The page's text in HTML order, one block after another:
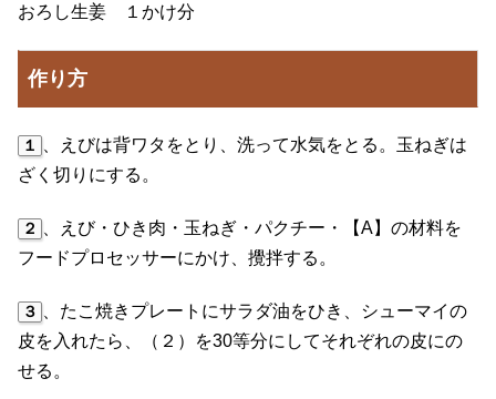
おろし生姜 １かけ分
作り方
１ 、えびは背ワタをとり、洗って水気をとる。玉ねぎは
ざく切りにする。
２ 、えび・ひき肉・玉ねぎ・パクチー・【A】の材料を
フードプロセッサーにかけ、攪拌する。
３ 、たこ焼きプレートにサラダ油をひき、シューマイの
皮を入れたら、（２）を30等分にしてそれぞれの皮にの
せる。